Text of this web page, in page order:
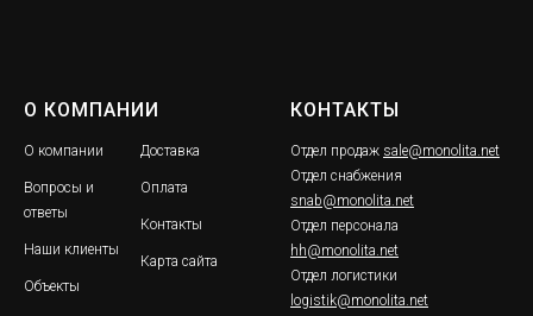
О КОМПАНИИ
О компании
Вопросы и
ответы
Наши клиенты
Объекты
Доставка
Оплата
Контакты
Карта сайта
КОНТАКТЫ
Отдел продаж sale@monolita.net
Отдел снабжения
snab@monolita.net
Отдел персонала
hh@monolita.net
Отдел логистики
logistik@monolita.net